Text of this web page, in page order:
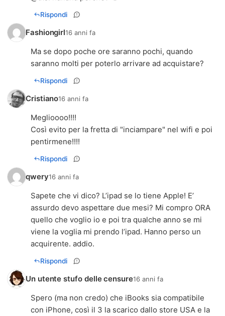
Rispondi
Fashiongirl16 anni fa
Ma se dopo poche ore saranno pochi, quando
saranno molti per poterlo arrivare ad acquistare?
Rispondi
Cristiano16 anni fa
Meglioooo!!!!
Così evito per la fretta di "inciampare" nel wifi e poi
pentirmene!!!!
Rispondi
qwery16 anni fa
Sapete che vi dico? L’ipad se lo tiene Apple! E’
assurdo devo aspettare due mesi? Mi compro ORA
quello che voglio io e poi tra qualche anno se mi
viene la voglia mi prendo l’ipad. Hanno perso un
acquirente. addio.
Rispondi
Un utente stufo delle censure16 anni fa
Spero (ma non credo) che iBooks sia compatibile
con iPhone, così il 3 la scarico dallo store USA e la